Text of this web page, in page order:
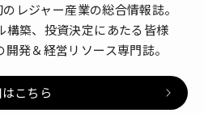
レジャー産業の総合情報誌。
構築、投資決定にあたる皆様
発＆経営リソース専門誌。
こちら